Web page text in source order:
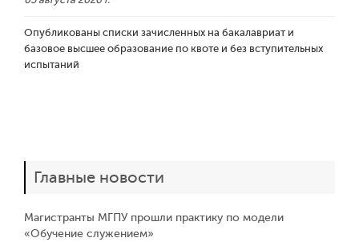
Опубликованы списки зачисленных на бакалавриат и
базовое высшее образование по квоте и без вступительных
испытаний
Главные новости
Магистранты МГПУ прошли практику по модели
«Обучение служением»